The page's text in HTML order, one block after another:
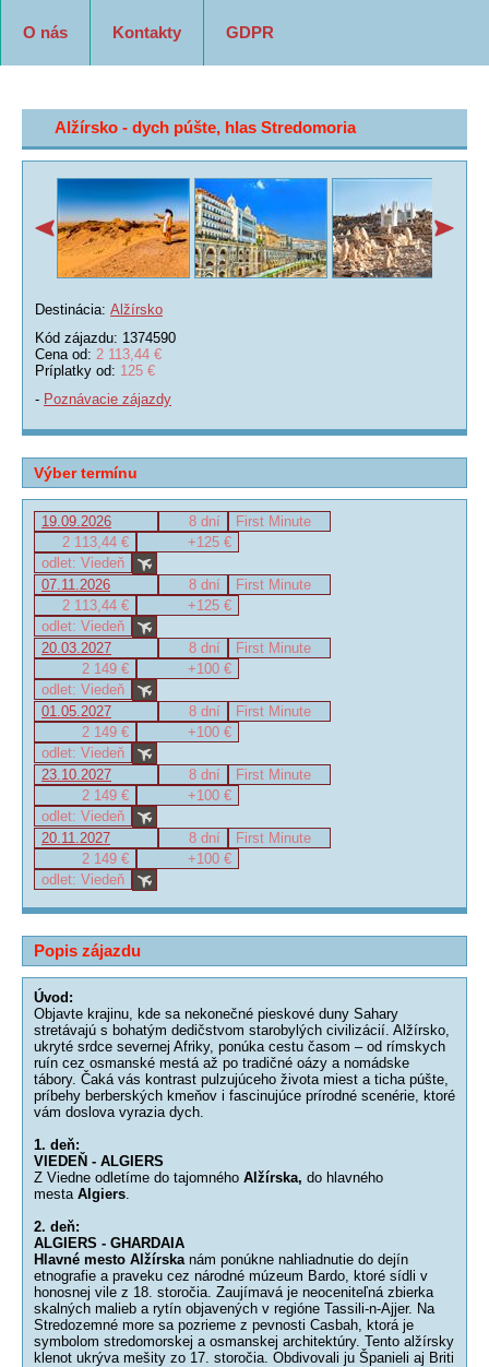
O nás Kontakty GDPR
Alžírsko - dych púšte, hlas Stredomoria
Destinácia: Alžírsko
Kód zájazdu: 1374590
Cena od: 2 113,44 €
Príplatky od: 125 €
- Poznávacie zájazdy
Výber termínu
19.09.2026 8 dní
First Minute
2 113,44 €
+125 €
odlet: Viedeň
07.11.2026
8 dní
First Minute
2 113,44 €
+125 €
odlet: Viedeň
20.03.2027
8 dní
First Minute
2 149 €
+100 €
odlet: Viedeň
01.05.2027
8 dní
First Minute
2 149 €
+100 €
odlet: Viedeň
23.10.2027
8 dní
First Minute
2 149 €
+100 €
odlet: Viedeň
20.11.2027
8 dní
First Minute
2 149 €
+100 €
odlet: Viedeň
Popis zájazdu
Úvod:
Objavte krajinu, kde sa nekonečné pieskové duny Sahary
stretávajú s bohatým dedičstvom starobylých civilizácií. Alžírsko,
ukryté srdce severnej Afriky, ponúka cestu časom – od rímskych
ruín cez osmanské mestá až po tradičné oázy a nomádske
tábory. Čaká vás kontrast pulzujúceho života miest a ticha púšte,
príbehy berberských kmeňov i fascinujúce prírodné scenérie, ktoré
vám doslova vyrazia dych.
1. deň:
VIEDEŇ - ALGIERS
Z Viedne odletíme do tajomného Alžírska, do hlavného
mestaAlgiers.
2. deň:
ALGIERS - GHARDAIA
Hlavné mesto Alžírskanám ponúkne nahliadnutie do dejín
etnografie a praveku cez národné múzeum Bardo, ktoré sídli v
honosnej vile z 18. storočia. Zaujímavá je neoceniteľná zbierka
skalných malieb a rytín objavených v regióne Tassili-n-Ajjer. Na
Stredozemné more sa pozrieme z pevnosti Casbah, ktorá je
symbolom stredomorskej a osmanskej architektúry. Tento alžírsky
klenot ukrýva mešity zo 17. storočia. Obdivovali ju Španieli aj Briti